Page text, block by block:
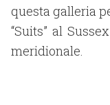
questa galleria
“Suits” al
meridionale.